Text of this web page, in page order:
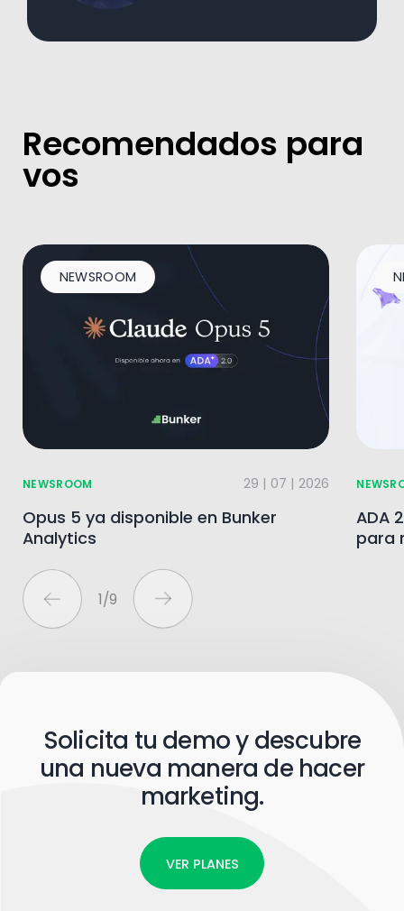
Recomendados para
vos
1/9
NEWSROOM
NEWSROOM 29 | 07 | 2026
Opus 5 ya disponible en Bunker
Analytics
ADA
para
Solicita tu demo y descubre
una nueva manera de hacer
marketing.
VER PLANES